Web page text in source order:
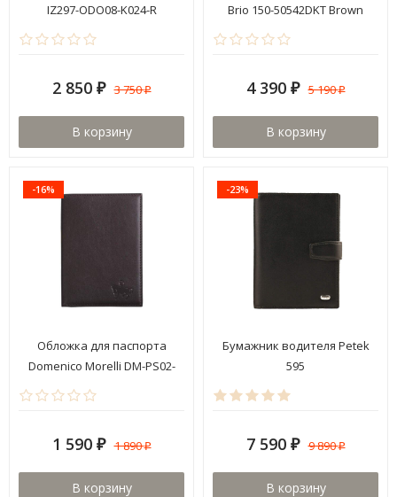
IZ297-ODO08-K024-R
2 850 ₽ 3 750₽
В корзину
Brio 150-50542DKT Brown
4 390 ₽ 5 190₽
В корзину
-16%
Обложка для паспорта
Domenico Morelli DM-PS02-
K02-C
1 590 ₽ 1 890₽
В корзину
-23%
Бумажник водителя Petek
595
7 590 ₽ 9 890₽
В корзину